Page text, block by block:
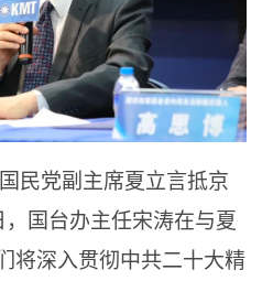
民党副主席夏立言抵京
国台办主任宋涛在与夏
将深入贯彻中共二十大精